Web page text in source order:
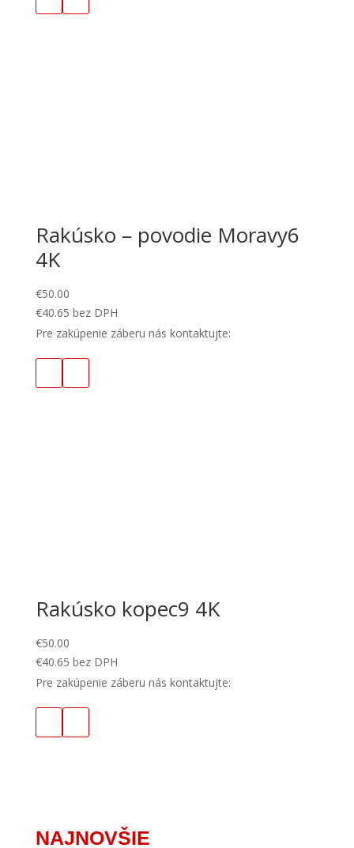
Rakúsko – povodie Moravy6
4K
€50.00
€40.65 bez DPH
Pre zakúpenie záberu nás kontaktujte:
Rakúsko kopec9 4K
€50.00
€40.65 bez DPH
Pre zakúpenie záberu nás kontaktujte:
NAJNOVŠIE